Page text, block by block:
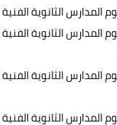
الثانوية الفنية
المدارس الثانوية الفنية
المدارس الثانوية